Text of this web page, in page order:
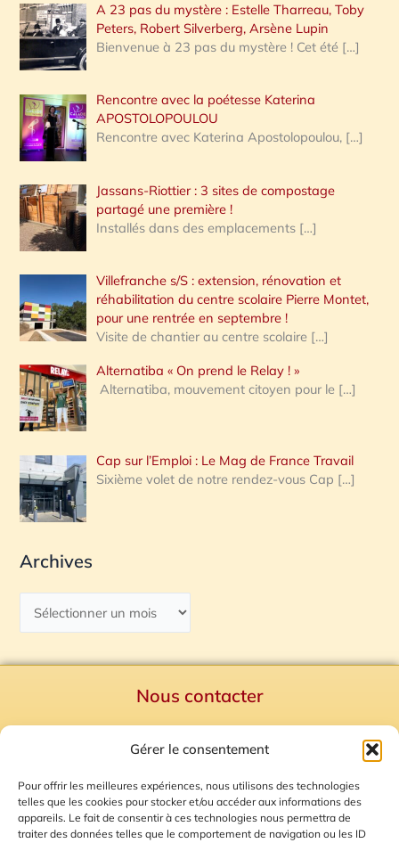
Gérer le consentement
Pour offrir les meilleures expériences, nous utilisons des technologies
telles que les cookies pour stocker et/ou accéder aux informations des
appareils. Le fait de consentir à ces technologies nous permettra de
traiter des données telles que le comportement de navigation ou les ID
A 23 pas du mystère : Estelle Tharreau, Toby
Peters, Robert Silverberg, Arsène Lupin
Bienvenue à 23 pas du mystère ! Cet été […]
Rencontre avec la poétesse Katerina
APOSTOLOPOULOU
Rencontre avec Katerina Apostolopoulou, […]
Jassans-Riottier : 3 sites de compostage
partagé une première !
Installés dans des emplacements […]
Villefranche s/S : extension, rénovation et
réhabilitation du centre scolaire Pierre Montet,
pour une rentrée en septembre !
Visite de chantier au centre scolaire […]
Alternatiba « On prend le Relay ! »
Alternatiba, mouvement citoyen pour le […]
Cap sur l’Emploi : Le Mag de France Travail
Sixième volet de notre rendez-vous Cap […]
Archives
Nous contacter
Mentions Légales
Plan du site
Gestion des Cookies